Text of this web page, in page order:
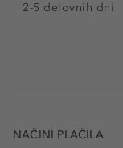
2-5 delovnih dni
NAČINI PLAČILA